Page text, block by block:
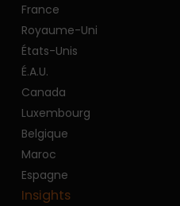
France
Royaume-Uni
États-Unis
É.A.U.
Canada
Luxembourg
Belgique
Maroc
Espagne
Insights